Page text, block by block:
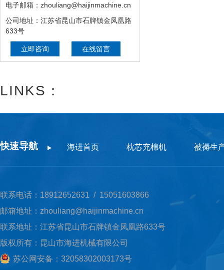
电子邮箱：zhouliang@haijinmachine.cn
公司地址：江苏省昆山市石牌镇金凤凰路
633号
立即咨询 在线留言
LINKS：
快速导航 海进首页 枕芯充棉机 被褥生
联系电话：18912652631 / 15051603866
邮箱地址：zhouliang@haijinmachine.cn
联系地址：江苏省昆山市石牌镇金凤凰路633号
版权所有：昆山市海进机械有限公司
苏公网安备：32058302003173号